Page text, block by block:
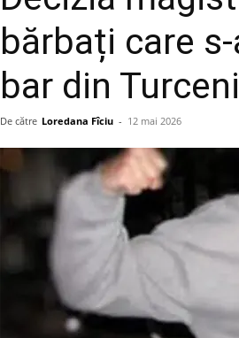
Gorjeanul.ro
bărbați care
bar din Turceni
De către Loredana Fîciu - 12 mai 2026